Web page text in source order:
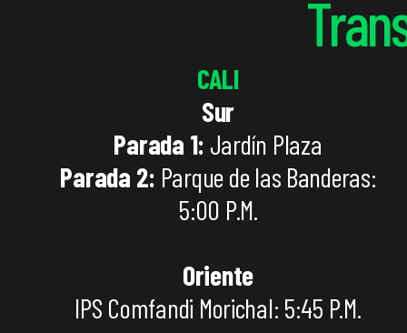
CALI
Sur
Parada 1: Jardín Plaza
Parada 2: Parque de las Banderas:
5:00 P.M.
Oriente
IPS Comfandi Morichal: 5:45 P.M.